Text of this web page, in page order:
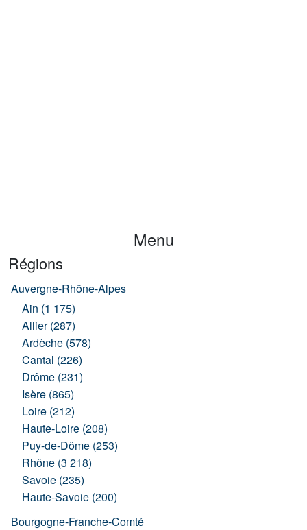
Menu
Régions
Auvergne-Rhône-Alpes
Ain (1 175)
Allier (287)
Ardèche (578)
Cantal (226)
Drôme (231)
Isère (865)
Loire (212)
Haute-Loire (208)
Puy-de-Dôme (253)
Rhône (3 218)
Savoie (235)
Haute-Savoie (200)
Bourgogne-Franche-Comté